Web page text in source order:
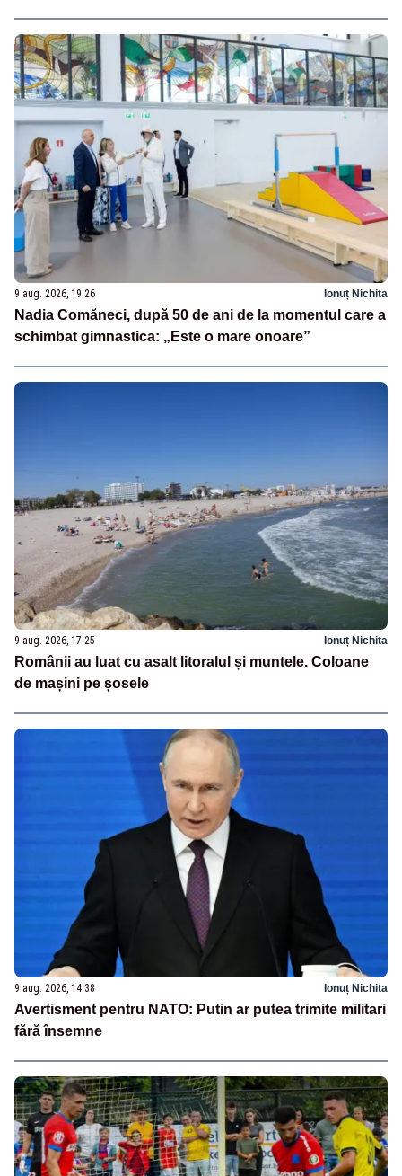
9 aug. 2026, 19:26 Ionuț Nichita
Nadia Comăneci, după 50 de ani de la momentul care a
schimbat gimnastica: „Este o mare onoare”
9 aug. 2026, 17:25 Ionuț Nichita
Românii au luat cu asalt litoralul și muntele. Coloane
de mașini pe șosele
9 aug. 2026, 14:38 Ionuț Nichita
Avertisment pentru NATO: Putin ar putea trimite militari
fără însemne